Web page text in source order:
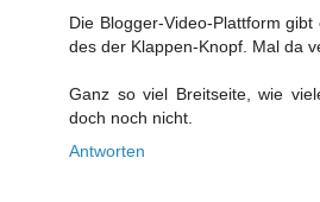
Die Blogger-Video-Plattform
des der Klappen-Knopf. Mal da
Ganz so viel Breitseite, wie
doch noch nicht.
Antworten